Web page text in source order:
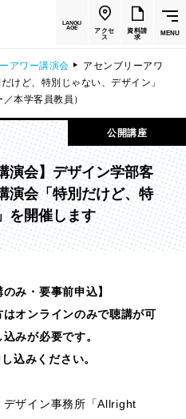
LANGU
AGE
アクセ
ス
資料請
求
MENU
アワー講演会
アセンブリーアワ
けど、特別じゃない、デザイン」
本学客員教員）
公開講座
演会】デザイン学部客
演会「特別だけど、特
を開催します
み・要事前申込】
オンラインのみで聴講が可
みが必要です。
込みください。
デザイン事務所「Allright